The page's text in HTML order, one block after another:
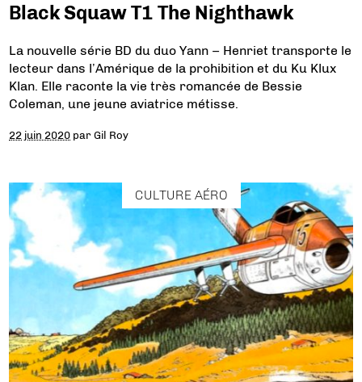
Black Squaw T1 The Nighthawk
La nouvelle série BD du duo Yann – Henriet transporte le
lecteur dans l’Amérique de la prohibition et du Ku Klux
Klan. Elle raconte la vie très romancée de Bessie
Coleman, une jeune aviatrice métisse.
22 juin 2020 parGil Roy
CULTURE AÉRO